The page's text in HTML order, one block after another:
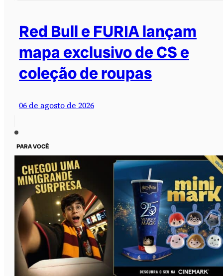
Red Bull e FURIA lançam
mapa exclusivo de CS e
coleção de roupas
06 de agosto de 2026
PARA VOCÊ